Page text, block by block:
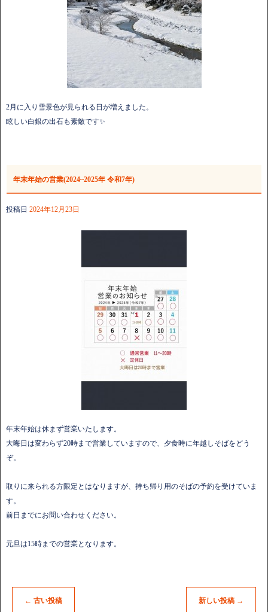
2月に入り雪景色が見られる日が増えました。
眩しい白銀の出石も素敵です✨
年末年始の営業(2024~2025年 令和7年)
投稿日 2024年12月23日
年末年始は休まず営業いたします。
大晦日は変わらず20時まで営業していますので、夕食時に年越しそばをどう
ぞ。
取りに来られる方限定とはなりますが、持ち帰り用のそばの予約を受けていま
す。
前日までにお問い合わせください。
元旦は15時までの営業となります。
← 古い投稿 新しい投稿 →